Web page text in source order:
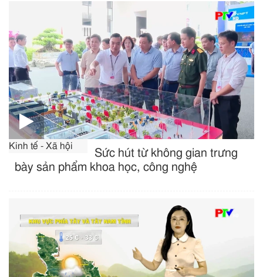
Kinh tế - Xã hội
Sức hút từ không gian trưng
bày sản phẩm khoa học, công nghệ